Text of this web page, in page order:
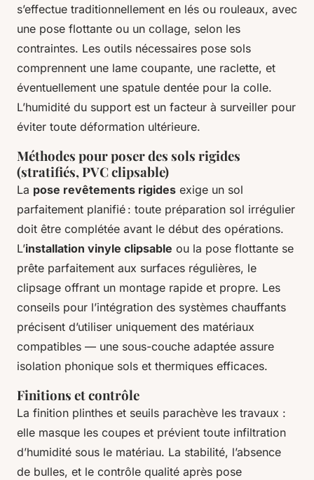
s’effectue traditionnellement en lés ou rouleaux, avec
une pose flottante ou un collage, selon les
contraintes. Les outils nécessaires pose sols
comprennent une lame coupante, une raclette, et
éventuellement une spatule dentée pour la colle.
L’humidité du support est un facteur à surveiller pour
éviter toute déformation ultérieure.
Méthodes pour poser des sols rigides
(stratifiés, PVC clipsable)
La pose revêtements rigides exige un sol
parfaitement planifié : toute préparation sol irrégulier
doit être complétée avant le début des opérations.
L’installation vinyle clipsable ou la pose flottante se
prête parfaitement aux surfaces régulières, le
clipsage offrant un montage rapide et propre. Les
conseils pour l’intégration des systèmes chauffants
précisent d’utiliser uniquement des matériaux
compatibles — une sous-couche adaptée assure
isolation phonique sols et thermiques efficaces.
Finitions et contrôle
La finition plinthes et seuils parachève les travaux :
elle masque les coupes et prévient toute infiltration
d’humidité sous le matériau. La stabilité, l’absence
de bulles, et le contrôle qualité après pose